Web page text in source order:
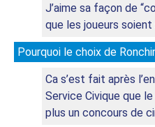
J’aime sa façon de
que les joueurs
Pourquoi le choix de
Ca s’est fait après
Service Civique que
plus un concours de